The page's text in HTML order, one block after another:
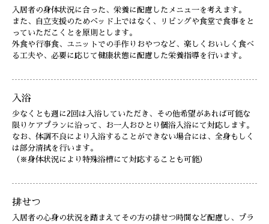
入居者の身体状況に合った、栄養に配慮したメニュ一を考えます。
また、自立支援のためベッド上ではなく、リビングや食堂で食事をと
っていただこくとを原則とします。
外食や行事食、ユニットでの手作りおやつなど、楽しくおいしく食べ
る工夫や、必要に応じて健康状態に配慮した栄養指導を行います。
入浴
少なくとも週に2回は入浴していただき、その他希望があれば可能な
限りケアプランに沿って、お一人おひとり個浴入浴にて対応します。
なお、体調不良により入浴することができない場合には、全身もしく
は部分清拭を行います。
（※身体状況により特殊浴槽にて対応することも可能）
排せつ
入居者の心身の状況を踏まえてその方の排せつ時間など配慮し、プラ